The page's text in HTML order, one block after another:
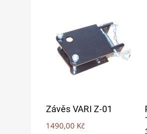
Závěs VARI Z-01
1490,00 Kč